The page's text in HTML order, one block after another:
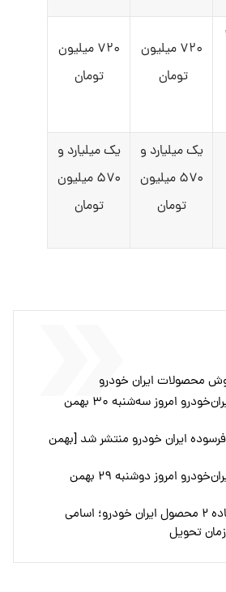
۳
۷۲۰ میلیون
تومان
۷۲۰ میلیون
تومان
یک میلیارد و
۵۷۰ میلیون
تومان
یک میلیارد و
۵۷۰ میلیون
تومان
محصولات ایران خودرو
قیمت محصولات ایران‌خودرو امروز سه‌شنبه ۳۰ بهمن
ایران خودرو منتشر شد [بهمن
قیمت محصولات ایران‌خودرو امروز دوشنبه ۲۹ بهمن
آغاز فروش فوق العاده ۲ محصول ایران خودرو؛ اسامی
تحویل